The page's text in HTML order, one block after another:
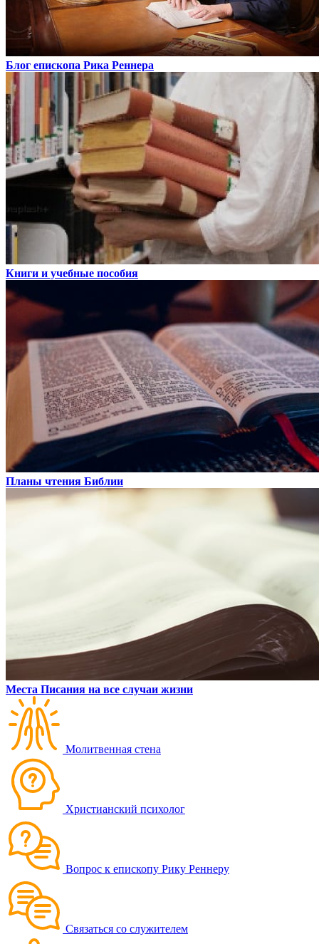
Блог епископа Рика Реннера
Книги и учебные пособия
Планы чтения Библии
Места Писания на все случаи жизни
Молитвенная стена
Христианский психолог
Вопрос к епископу Рику Реннеру
Связаться со служителем